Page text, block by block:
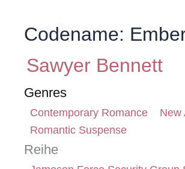
Codename:
Sawyer Bennett
Genres
Contemporary Romance
New
Romantic Suspense
Reihe